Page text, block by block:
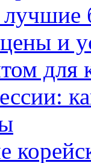
и
для